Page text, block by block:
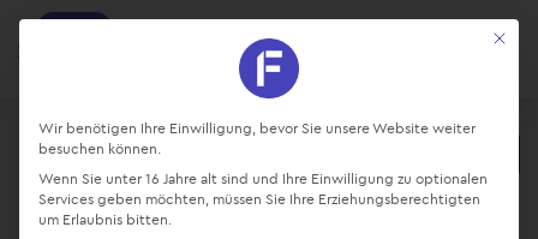
Projekte und Aufgaben managen
Kostenlos - Bei Google Play
Ansehen
Login
Mit
Datenschutz-Präferenz
Wir benötigen Ihre Einwilligung, bevor Sie unsere Website weiter
besuchen können.
Wenn Sie unter 16 Jahre alt sind und Ihre Einwilligung zu optionalen
Services geben möchten, müssen Sie Ihre Erziehungsberechtigten
um Erlaubnis bitten.